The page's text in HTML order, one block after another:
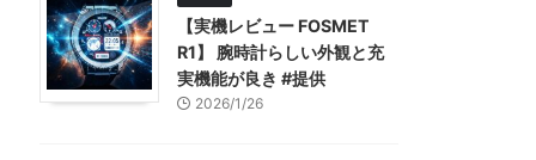
【実機レビュー FOSMET
R1】 腕時計らしい外観と充
実機能が良き #提供
2026/1/26